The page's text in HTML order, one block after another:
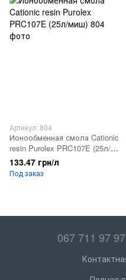
Артикул: 804
Ионообменная смола Cationic
resin Purolex PRC107E (25л/
миш)
133.47 грн/л
Под заказ
067 711 97 97